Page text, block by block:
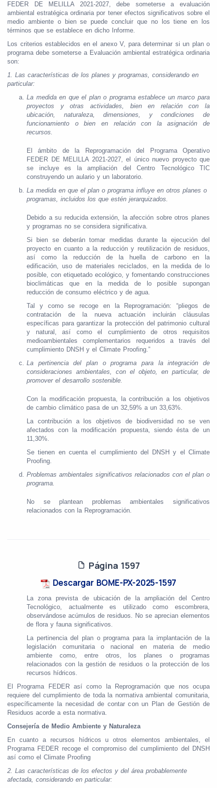
FEDER DE MELILLA 2021-2027, debe someterse a evaluación
ambiental estratégica ordinaria por tener efectos significativos sobre el
medio ambiente o bien se puede concluir que no los tiene en los
términos que se establece en dicho Informe.
Los criterios establecidos en el anexo V, para determinar si un plan o
programa debe someterse a Evaluación ambiental estratégica ordinaria
son:
1. Las características de los planes y programas, considerando en
particular:
La medida en que el plan o programa establece un marco para
proyectos y otras actividades, bien en relación con la
ubicación, naturaleza, dimensiones, y condiciones de
funcionamiento o bien en relación con la asignación de
recursos.
El ámbito de la Reprogramación del Programa Operativo
FEDER DE MELILLA 2021-2027, el único nuevo proyecto que
se incluye es la ampliación del Centro Tecnológico TIC
construyendo un aulario y un laboratorio.
La medida en que el plan o programa influye en otros planes o
programas, incluidos los que estén jerarquizados.
Debido a su reducida extensión, la afección sobre otros planes
y programas no se considera significativa.
Si bien se deberán tomar medidas durante la ejecución del
proyecto en cuanto a la reducción y reutilización de residuos,
así como la reducción de la huella de carbono en la
edificación, uso de materiales reciclados, en la medida de lo
posible, con etiquetado ecológico, y fomentando construcciones
bioclimáticas que en la medida de lo posible supongan
reducción de consumo eléctrico y de agua.
Tal y como se recoge en la Reprogramación: “pliegos de
contratación de la nueva actuación incluirán cláusulas
específicas para garantizar la protección del patrimonio cultural
y natural, así como el cumplimiento de otros requisitos
medioambientales complementarios requeridos a través del
cumplimiento DNSH y el Climate Proofing.”
La pertinencia del plan o programa para la integración de
consideraciones ambientales, con el objeto, en particular, de
promover el desarrollo sostenible.
Con la modificación propuesta, la contribución a los objetivos
de cambio climático pasa de un 32,59% a un 33,63%.
La contribución a los objetivos de biodiversidad no se ven
afectados con la modificación propuesta, siendo ésta de un
11,30%.
Se tienen en cuenta el cumplimiento del DNSH y el Climate
Proofing.
Problemas ambientales significativos relacionados con el plan o
programa.
No se plantean problemas ambientales significativos
relacionados con la Reprogramación.
Página 1597
Descargar BOME-PX-2025-1597
La zona prevista de ubicación de la ampliación del Centro
Tecnológico, actualmente es utilizado como escombrera,
observándose acúmulos de residuos. No se aprecian elementos
de flora y fauna significativos.
La pertinencia del plan o programa para la implantación de la
legislación comunitaria o nacional en materia de medio
ambiente como, entre otros, los planes o programas
relacionados con la gestión de residuos o la protección de los
recursos hídricos.
El Programa FEDER así como la Reprogramación que nos ocupa
requiere del cumplimiento de toda la normativa ambiental comunitaria,
específicamente la necesidad de contar con un Plan de Gestión de
Residuos acorde a esta normativa.
Consejería de Medio Ambiente y Naturaleza
En cuanto a recursos hídricos u otros elementos ambientales, el
Programa FEDER recoge el compromiso del cumplimiento del DNSH
así como el Climate Proofing
2. Las características de los efectos y del área probablemente
afectada, considerando en particular: